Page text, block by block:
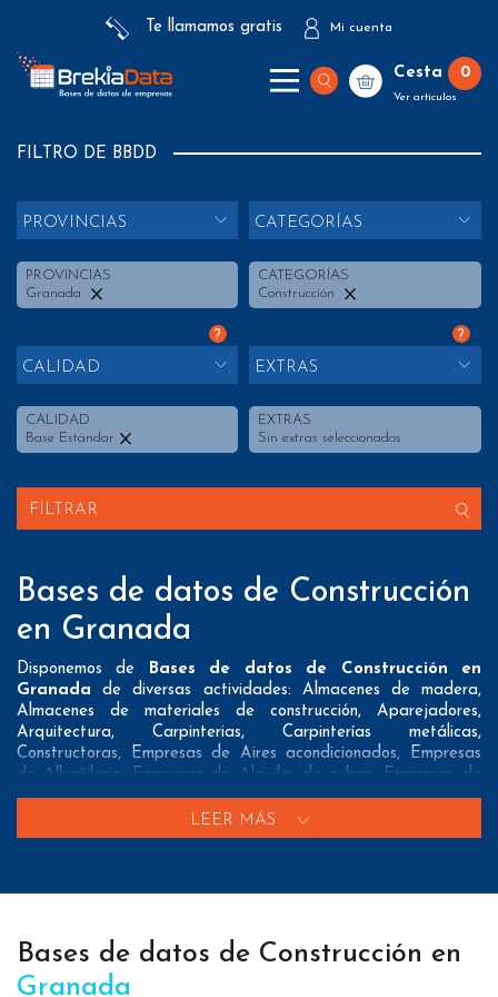
Te llamamos gratis Mi cuenta
Cesta 0
Ver artículos
FILTRO DE BBDD
PROVINCIAS
PROVINCIAS
Granada
CATEGORÍAS
CATEGORÍAS
Construcción
?
CALIDAD
CALIDAD
Base Estándar
?
EXTRAS
EXTRAS
Sin extras seleccionados
FILTRAR
Bases de datos de Construcción
en Granada
Disponemos de Bases de datos de Construcción en
Granada de diversas actividades: Almacenes de madera,
Almacenes de materiales de construcción, Aparejadores,
Arquitectura, Carpinterias, Carpinterías metálicas,
Constructoras, Empresas de Aires acondicionados, Empresas
de Albañilería, Empresas de Alquiler de cubas, Empresas de
Alquiler de maquinaria, Empresas de Ascensores, Empresas de
Calefacción, Empresas de Contenedores, Empresas de
Escayolas, Empresas de Excavaciones, Empresas de
Empresas de Puertas, Empresas de Rehabilitación de edificios,
Empresas de Sanitarios, Empresas de Suelos, Empresas de
Suelos de madera, Empresas de Suministros electricos,
LEER MÁS
Bases de datos de Construcción en
Granada